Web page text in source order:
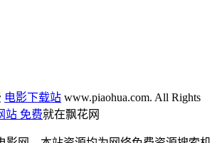
电影下载站 www.piaohua.com. All Rights
站 免费就在飘花网